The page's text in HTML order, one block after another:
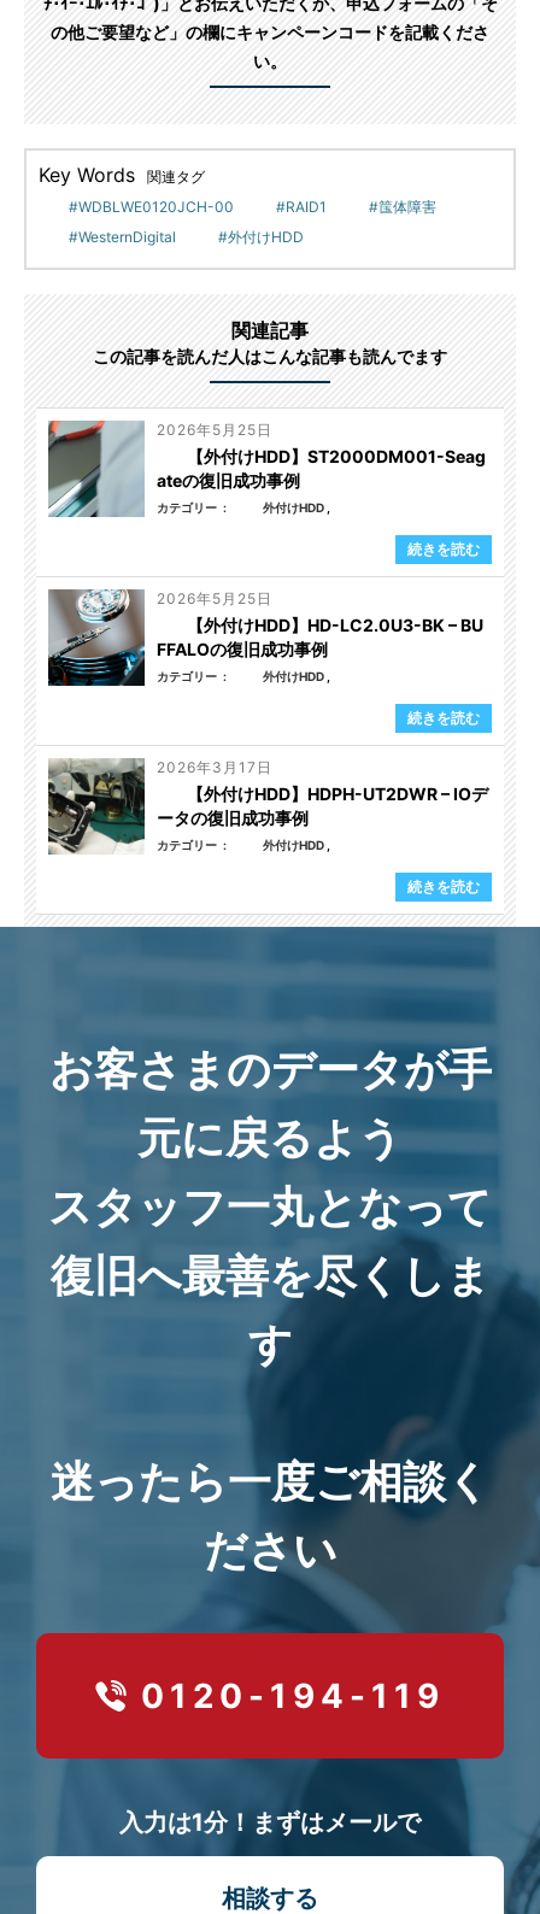
の他ご要望など」の欄にキャンペーンコードを記載くださ
い。
Key Words
関連タグ
WDBLWE0120JCH-00
RAID1
筺体障害
WesternDigital
外付けHDD
関連記事
この記事を読んだ人はこんな記事も読んでます
2026年5月25日
【外付けHDD】ST2000DM001-Seag
ateの復旧成功事例
カテゴリー 外付けHDD
続きを読む
2026年5月25日
【外付けHDD】HD-LC2.0U3-BK – BU
FFALOの復旧成功事例
カテゴリー 外付けHDD
続きを読む
2026年3月17日
【外付けHDD】HDPH-UT2DWR – IOデ
ータの復旧成功事例
カテゴリー 外付けHDD
続きを読む
お客さまのデータが手
元に戻るよう
スタッフ一丸となって
復旧へ最善を尽くしま
す
迷ったら一度ご相談く
ださい
0120-194-119
入力は1分！まずはメールで
相談する